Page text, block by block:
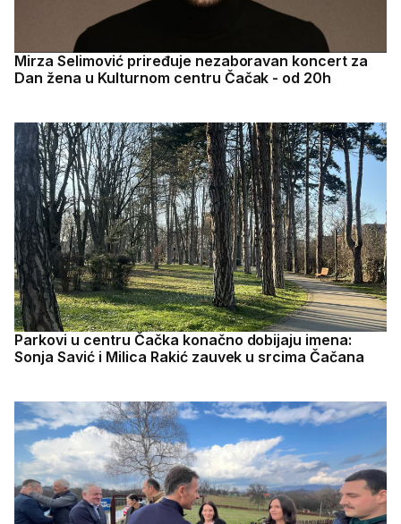
Mirza Selimović priređuje nezaboravan koncert za
Dan žena u Kulturnom centru Čačak - od 20h
Parkovi u centru Čačka konačno dobijaju imena:
Sonja Savić i Milica Rakić zauvek u srcima Čačana